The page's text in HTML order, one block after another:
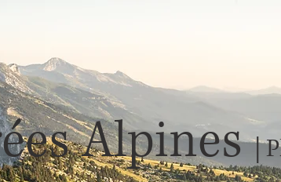
Alpines|